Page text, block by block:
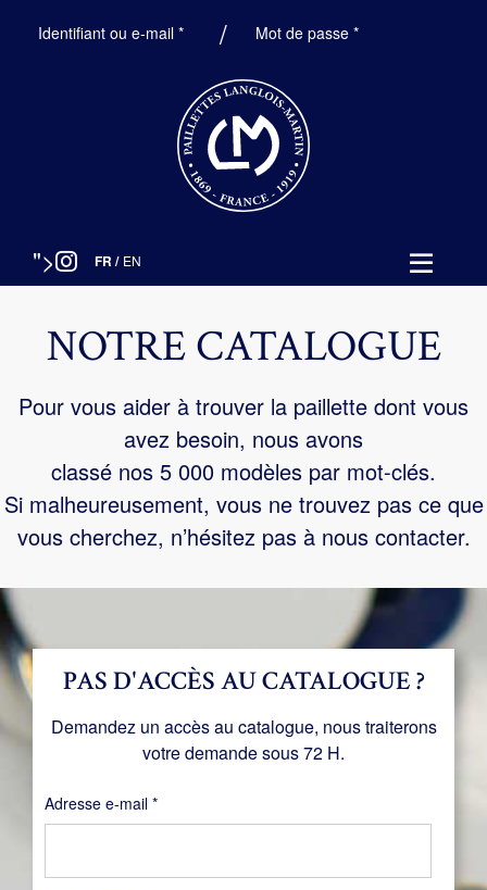
Identifiant ou e-mail *ObligatoireMot de passe*Obligatoire
"> FR / EN
NOTRE CATALOGUE
Pour vous aider à trouver la paillette dont vous
avez besoin, nous avons
classé nos 5 000 modèles par mot-clés.
Si malheureusement, vous ne trouvez pas ce que
vous cherchez, n’hésitez pas à nous contacter.
PAS D'ACCÈS AU CATALOGUE ?
Demandez un accès au catalogue, nous traiterons
votre demande sous 72 H.
Adresse e-mail *Obligatoire